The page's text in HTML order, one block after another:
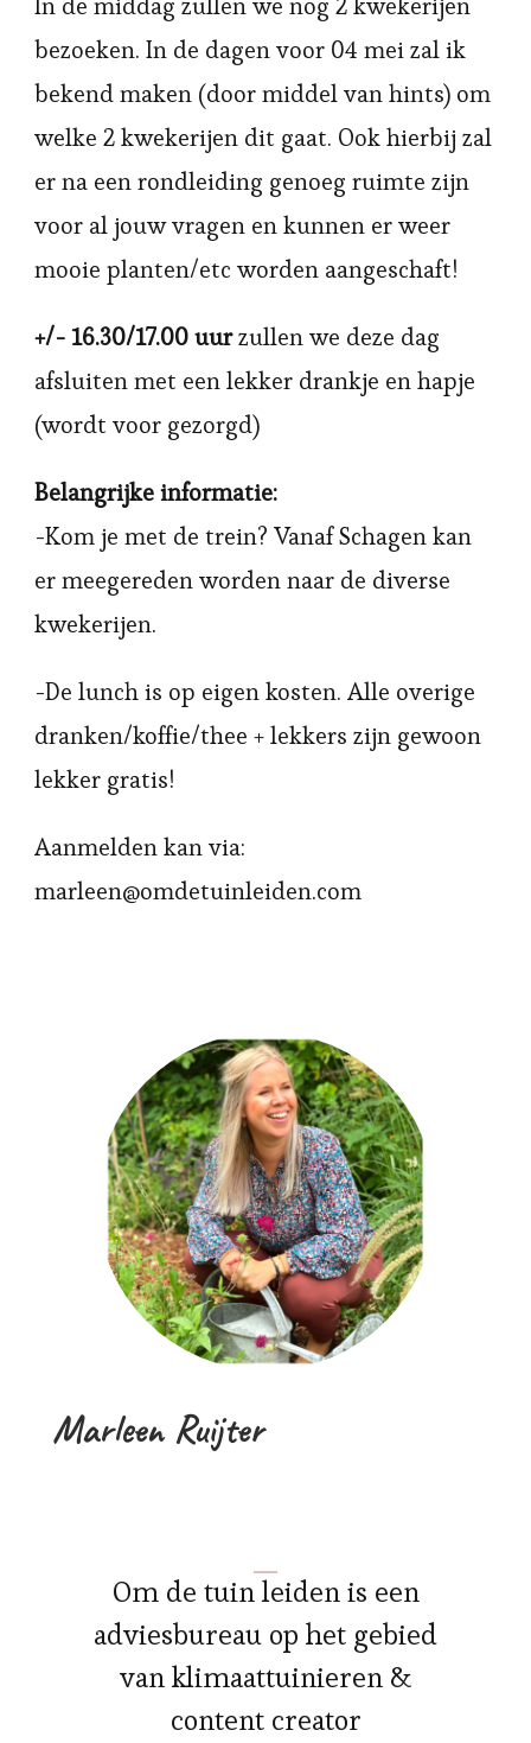
In de middag zullen we nog 2 kwekerijen
bezoeken. In de dagen voor 04 mei zal ik
bekend maken (door middel van hints) om
welke 2 kwekerijen dit gaat. Ook hierbij zal
er na een rondleiding genoeg ruimte zijn
voor al jouw vragen en kunnen er weer
mooie planten/etc worden aangeschaft!
+/- 16.30/17.00 uurzullen we deze dag
afsluiten met een lekker drankje en hapje
(wordt voor gezorgd)
Belangrijke informatie:
-Kom je met de trein? Vanaf Schagen kan
er meegereden worden naar de diverse
kwekerijen.
-De lunch is op eigen kosten. Alle overige
dranken/koffie/thee + lekkers zijn gewoon
lekker gratis!
Aanmelden kan via:
marleen@omdetuinleiden.com
Marleen Ruijter
Om de tuin leiden is een
adviesbureau op het gebied
van klimaattuinieren &
content creator